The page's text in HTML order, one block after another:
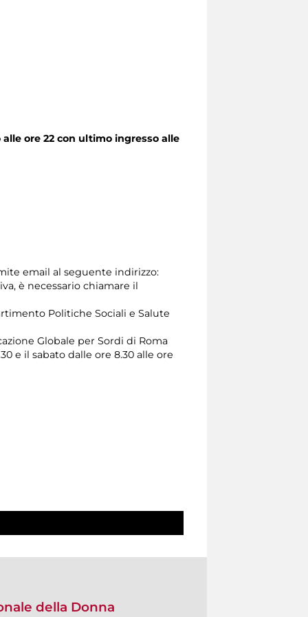
ore 22 con ultimo ingresso alle
email al seguente indirizzo:
è necessario chiamare il
Politiche Sociali e Salute
Globale per Sordi di Roma
e il sabato dalle ore 8.30 alle ore
della Donna